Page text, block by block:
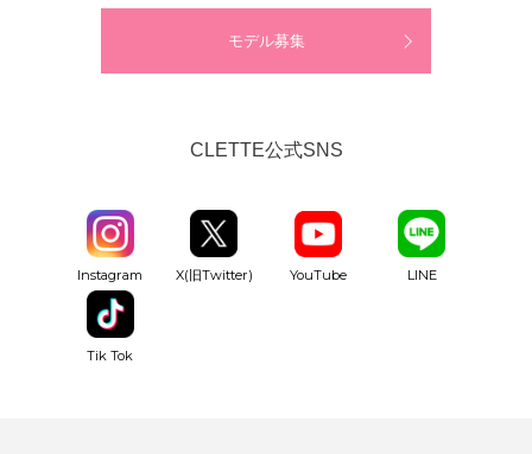
モデル募集
CLETTE公式SNS
Instagram X(旧Twitter) YouTube LINE
Tik Tok